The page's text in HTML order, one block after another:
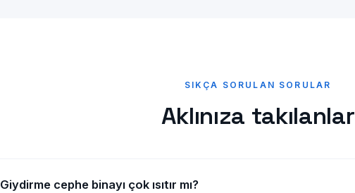
SIKÇA SORULAN SORULAR
Aklınıza takılanlar
Giydirme cephe binayı çok ısıtır mı?